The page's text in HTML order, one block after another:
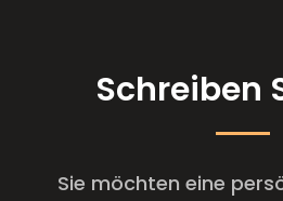
Schreiben
Sie möchten eine